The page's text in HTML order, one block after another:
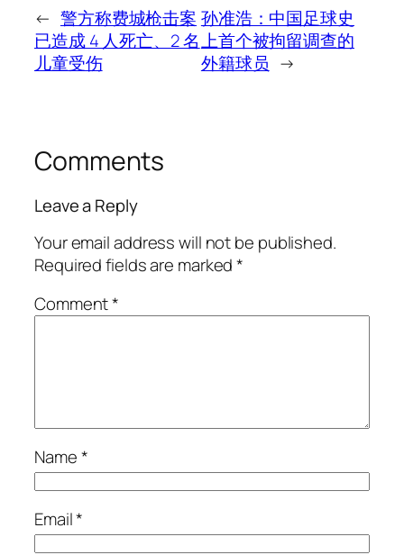
← 警方称费城枪击案
已造成 4 人死亡、2 名
儿童受伤
孙准浩：中国足球史
上首个被拘留调查的
外籍球员 →
Comments
Leave a Reply
Your email address will not be published.
Required fields are marked*
Comment*
Name*
Email*